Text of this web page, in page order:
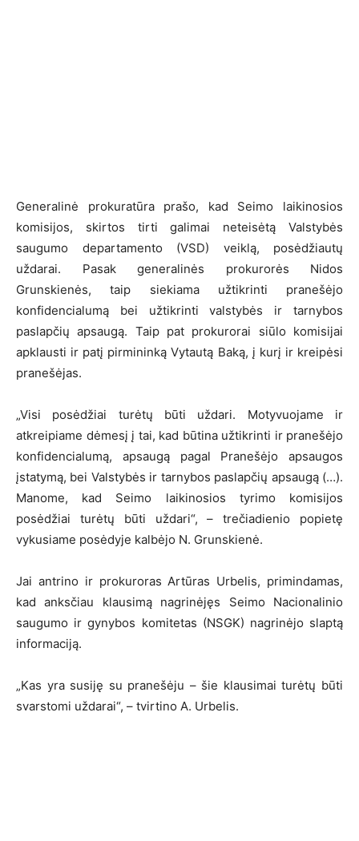
Generalinė prokuratūra prašo, kad Seimo laikinosios
komisijos, skirtos tirti galimai neteisėtą Valstybės
saugumo departamento (VSD) veiklą, posėdžiautų
uždarai. Pasak generalinės prokurorės Nidos
Grunskienės, taip siekiama užtikrinti pranešėjo
konfidencialumą bei užtikrinti valstybės ir tarnybos
paslapčių apsaugą. Taip pat prokurorai siūlo komisijai
apklausti ir patį pirmininką Vytautą Baką, į kurį ir kreipėsi
pranešėjas.
„Visi posėdžiai turėtų būti uždari. Motyvuojame ir
atkreipiame dėmesį į tai, kad būtina užtikrinti ir pranešėjo
konfidencialumą, apsaugą pagal Pranešėjo apsaugos
įstatymą, bei Valstybės ir tarnybos paslapčių apsaugą (…).
Manome, kad Seimo laikinosios tyrimo komisijos
posėdžiai turėtų būti uždari“, – trečiadienio popietę
vykusiame posėdyje kalbėjo N. Grunskienė.
Jai antrino ir prokuroras Artūras Urbelis, primindamas,
kad anksčiau klausimą nagrinėjęs Seimo Nacionalinio
saugumo ir gynybos komitetas (NSGK) nagrinėjo slaptą
informaciją.
„Kas yra susiję su pranešėju – šie klausimai turėtų būti
svarstomi uždarai“, – tvirtino A. Urbelis.